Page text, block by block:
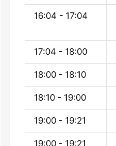
16:04 - 17:04
17:04 - 18:00
18:00 - 18:10
18:10 - 19:00
19:00 - 19:21
19:00 - 19:21